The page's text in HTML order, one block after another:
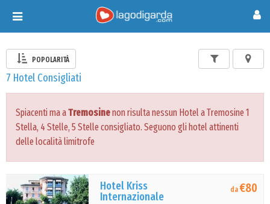
Toggle
navigation
POPOLARITÀ
7 Hotel Consigliati
Spiacenti ma aTremosinenon risulta nessun Hotel a Tremosine 1
Stella, 4 Stelle, 5 Stelle consigliato. Seguono gli hotel attinenti
delle località limitrofe
Hotel Kriss
Internazionale
da€80